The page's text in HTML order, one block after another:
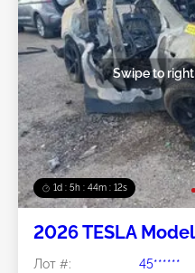
1d : 5h : 44m : 09s
Swipe to
2026 TESLA
Лот #:
45******